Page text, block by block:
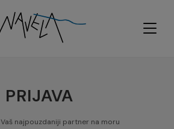
PRIJAVA
Vaš najpouzdaniji partner na moru